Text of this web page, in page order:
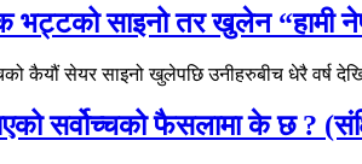
भट्टको साइनो तर खुलेन “हामी
कैयौं सेयर साइनो खुलेपछि उनीहरुबीच धेरै वर्ष
सर्वोच्चको फैसलामा के छ ?